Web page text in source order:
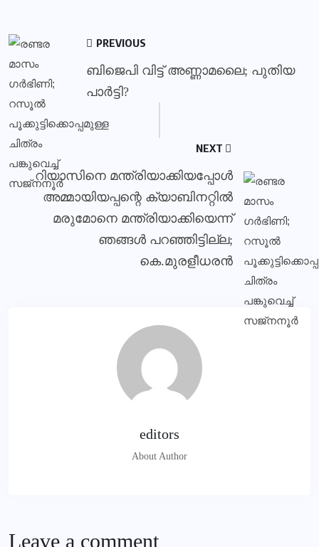
PREVIOUS
ബിജെപി വിട്ട് അണ്ണാമലൈ; പുതിയ
പാര്‍ട്ടി?
NEXT
റിയാസിനെ മന്ത്രിയാക്കിയപ്പോള്‍
അമ്മായിയപ്പന്റെ ക്യാബിനറ്റില്‍
മരുമോനെ മന്ത്രിയാക്കിയെന്ന്
ഞങ്ങള്‍ പറഞ്ഞിട്ടില്ല;
കെ.മുരളീധരന്‍
editors
About Author
Leave a comment